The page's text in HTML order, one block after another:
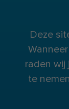
Deze
raden
te